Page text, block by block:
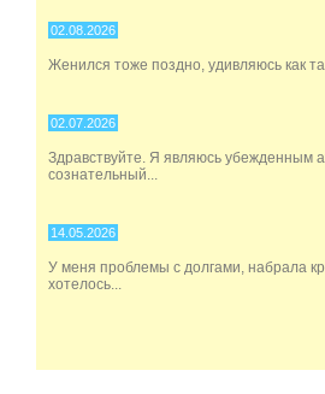
02.08.2026
Женился тоже поздно, удивляюсь как
02.07.2026
Здравствуйте. Я являюсь убежденным
сознательный...
14.05.2026
У меня проблемы с долгами, набрала
хотелось...